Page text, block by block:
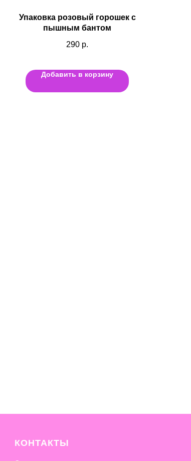
Упаковка розовый горошек с
пышным бантом
290 р.
Добавить в корзину
КОНТАКТЫ